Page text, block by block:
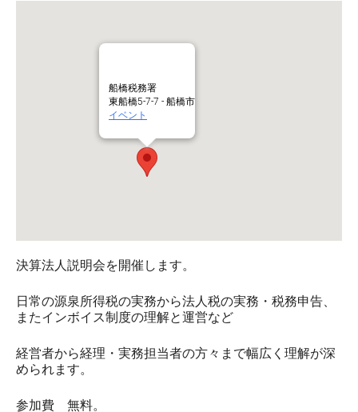
船橋税務署
東船橋5-7-7 - 船橋市
イベント
決算法人説明会を開催します。
日常の源泉所得税の実務から法人税の実務・税務申告、
またインボイス制度の理解と運営など
経営者から経理・実務担当者の方々まで幅広く理解が深
められます。
参加費 無料。